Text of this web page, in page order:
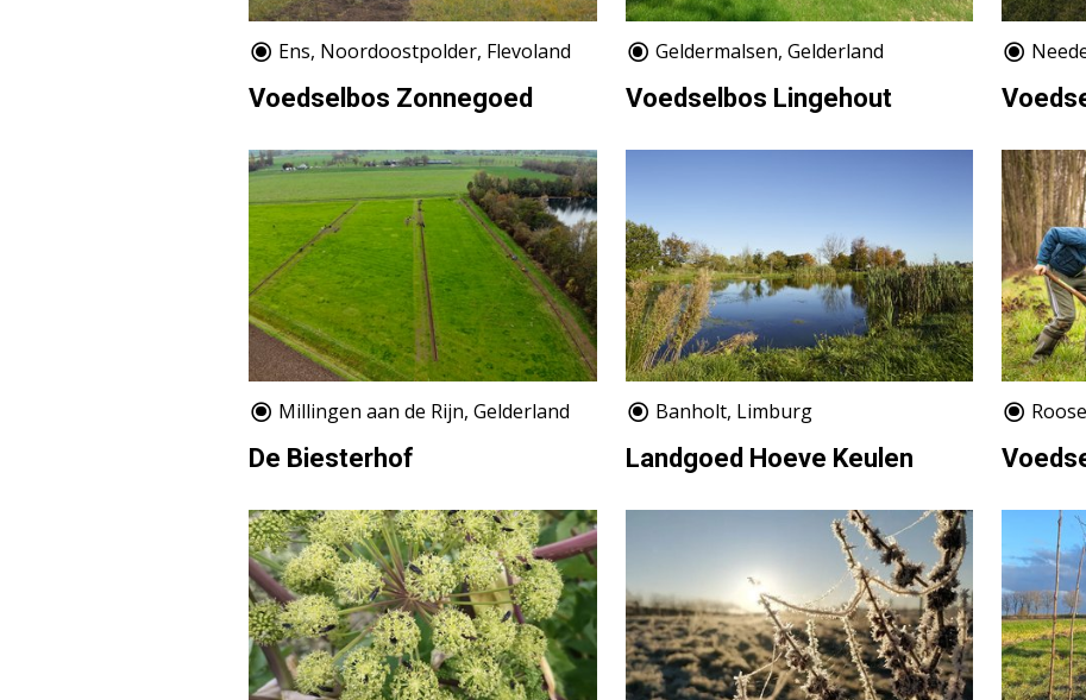
Ens, Noordoostpolder, Flevoland
Voedselbos Zonnegoed
Geldermalsen, Gelderland
Voedselbos Lingehout
Millingen aan de Rijn, Gelderland
De Biesterhof
Banholt, Limburg
Landgoed Hoeve Keulen